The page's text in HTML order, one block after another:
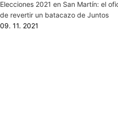
Elecciones 2021 en San Martín: el
de revertir un batacazo de Juntos
09. 11. 2021